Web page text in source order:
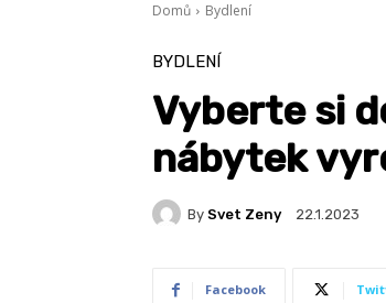
Domů Bydlení
BYDLENÍ
Vyberte si
nábytek
By Svet Zeny 22.1.2023
Facebook